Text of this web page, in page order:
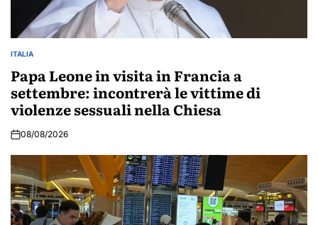
POSTED
ITALIA
Papa Leone in visita in Francia a
settembre: incontrerà le vittime di
violenze sessuali nella Chiesa
08/08/2026